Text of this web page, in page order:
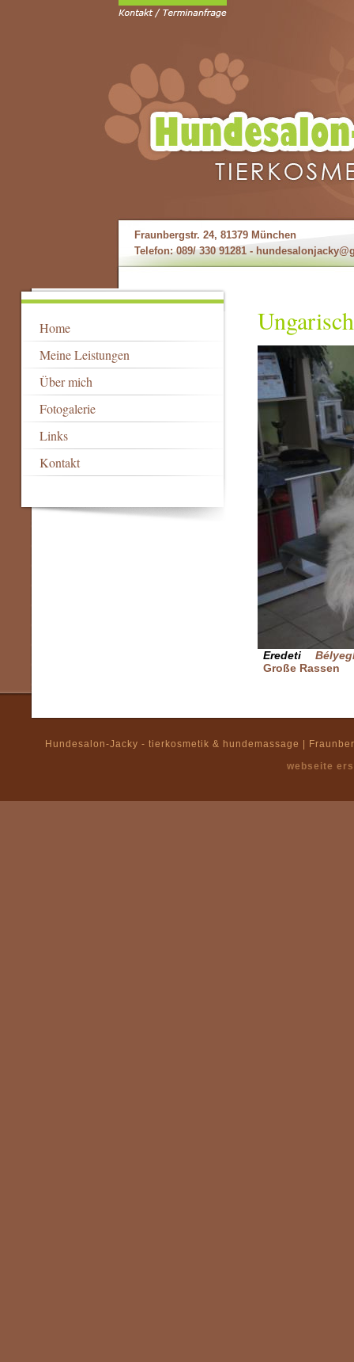
Fraunbergstr. 24, 81379 München
Telefon: 089/ 330 91281 -
Home
Meine Leistungen
Über mich
Fotogalerie
Links
Kontakt
Eredeti
Große Rassen
Hundesalon-Jacky - tierkosmetik & hundemassage |
webseite